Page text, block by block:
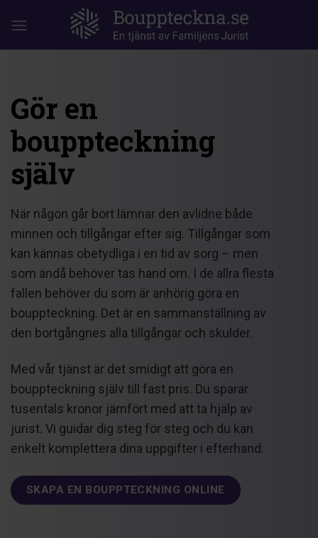
Gör en
bouppteckning
själv
När någon går bort lämnar den avlidne både
minnen och tillgångar efter sig. Tillgångar som
kan kännas obetydliga i en tid av sorg – men
som ändå behöver tas hand om. I de allra flesta
fallen behöver du som är anhörig göra en
bouppteckning. Det är en sammanställning av
den bortgångnes alla tillgångar och skulder.
Med vår tjänst är det smidigt att göra en
bouppteckning själv till fast pris. Du sparar
tusentals kronor jämfört med att ta hjälp av
jurist. Vi guidar dig steg för steg och du kan
enkelt komplettera dina uppgifter i efterhand.
SKAPA EN BOUPPTECKNING ONLINE